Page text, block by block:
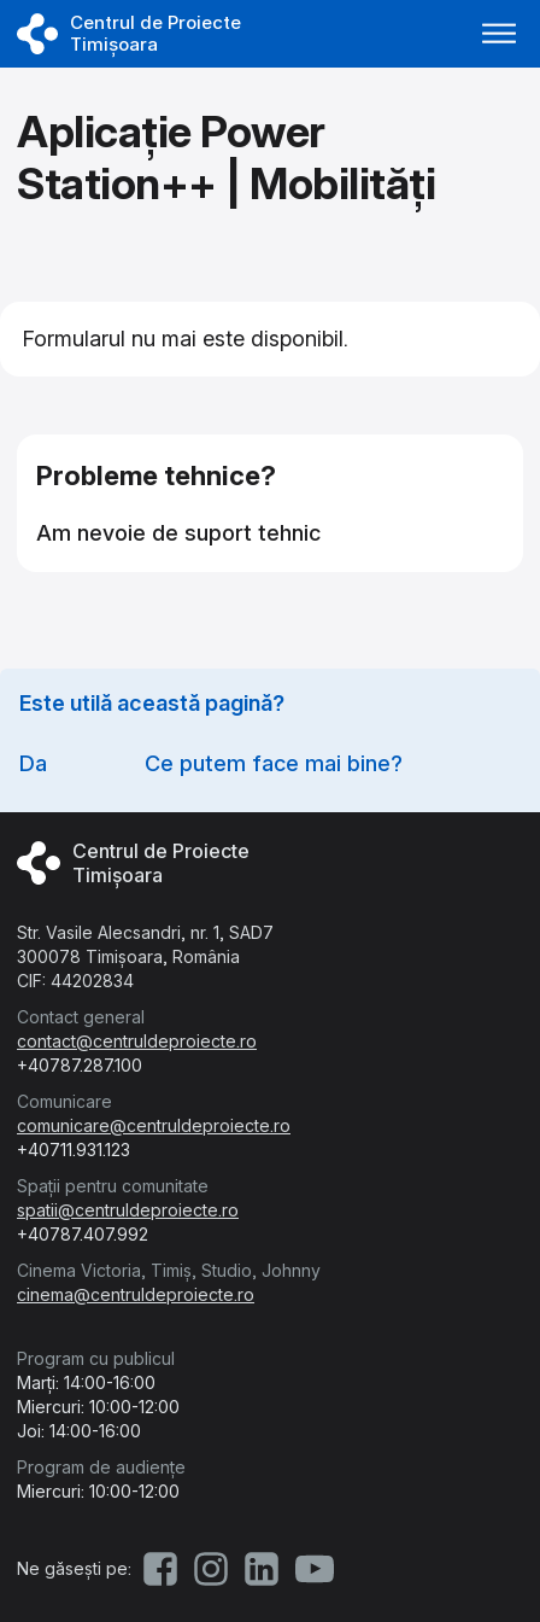
Centrul de Proiecte
Timișoara
Aplicație Power
Station++ | Mobilități
Formularul nu mai este disponibil.
Asistență tehnică closed
Probleme tehnice?
Am nevoie de suport tehnic
Este utilă această pagină?
Da Ce putem face mai bine?
Centrul de Proiecte
Timișoara
Str. Vasile Alecsandri, nr. 1, SAD7
300078 Timișoara, România
CIF: 44202834
Contact general
contact@centruldeproiecte.ro
+40787.287.100
Comunicare
comunicare@centruldeproiecte.ro
+40711.931.123
Spații pentru comunitate
spatii@centruldeproiecte.ro
+40787.407.992
Cinema Victoria, Timiș, Studio, Johnny
cinema@centruldeproiecte.ro
Program cu publicul
Marți: 14:00-16:00
Miercuri: 10:00-12:00
Joi: 14:00-16:00
Program de audiențe
Miercuri: 10:00-12:00
Ne găsești pe: